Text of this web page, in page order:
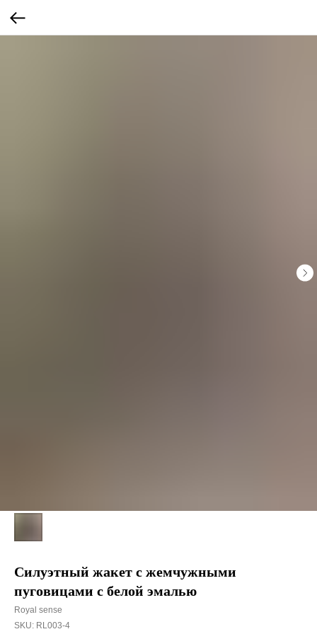
Силуэтный жакет с жемчужными
пуговицами с белой эмалью
Royal sense
SKU: RL003-4